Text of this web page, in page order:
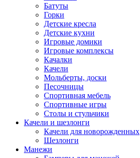
Батуты
Горки
Детские кресла
Детские кухни
Игровые домики
Игровые комплексы
Качалки
Качели
Мольберты, доски
Песочницы
Спортивная мебель
Спортивные игры
Столы и стульчики
Качели и шезлонги
Качели для новорожденных
Шезлонги
Манежи